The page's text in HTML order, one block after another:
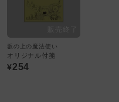
坂の上の魔法使い
オリジナル付箋
¥254